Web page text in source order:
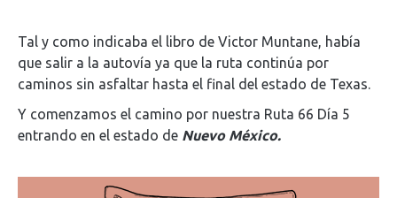
Tal y como indicaba el libro de Victor Muntane, había
que salir a la autovía ya que la ruta continúa por
caminos sin asfaltar hasta el final del estado de Texas.
Y comenzamos el camino por nuestra Ruta 66 Día 5
entrando en el estado de Nuevo México.